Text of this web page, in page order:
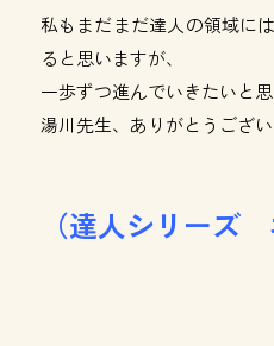
私もまだまだ達人の領域に
ると思いますが、
一歩ずつ進んでいきたいと思
湯川先生、ありがとうござい
（達人シリーズ